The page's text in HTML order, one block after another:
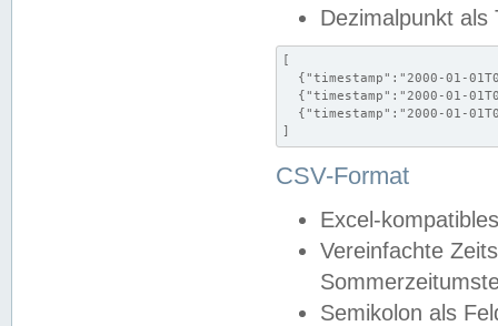
Dezimalpunkt als
[
{"timestamp":"2000-01-
{"timestamp":"2000-01-
{"timestamp":"2000-01-
]
CSV-Format
Excel-
Vereinfachte
Semikolon als